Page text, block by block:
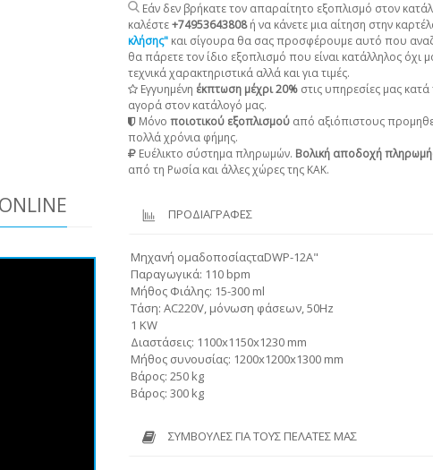
Εάν δεν βρήκατε τον απαραίτητο εξοπλισμό στον
καλέστε+74953643808ή να κάνετε μια αίτηση στην
κλήσης" και σίγουρα θα σας προσφέρουμε αυτό που
θα πάρετε τον ίδιο εξοπλισμό που είναι κατάλληλος όχι
τεχνικά χαρακτηριστικά αλλά και για τιμές.
Εγγυημένη έκπτωση μέχρι 20% στις υπηρεσίες μας
αγορά στον κατάλογό μας.
Μόνο ποιοτικού εξοπλισμού από αξιόπιστους
πολλά χρόνια φήμης.
Ευέλικτο σύστημα πληρωμών. Βολική αποδοχή
από τη Ρωσία και άλλες χώρες της ΚΑΚ.
ΠΡΟΔΙΑΓΡΑΦΕΣ
Μηχανή ομαδοποσίαςταDWP-12A"
Παραγωγικά: 110 bpm
Μήθος Φιάλης: 15-300 ml
Τάση: AC220V, μόνωση φάσεων, 50Hz
1 KW
Διαστάσεις: 1100x1150x1230 mm
Μήθος συνουσίας: 1200x1200x1300 mm
Βάρος: 250 kg
Βάρος: 300 kg
ΣΥΜΒΟΥΛΈΣ ΓΙΑ ΤΟΥΣ ΠΕΛΆΤΕΣ ΜΑΣ